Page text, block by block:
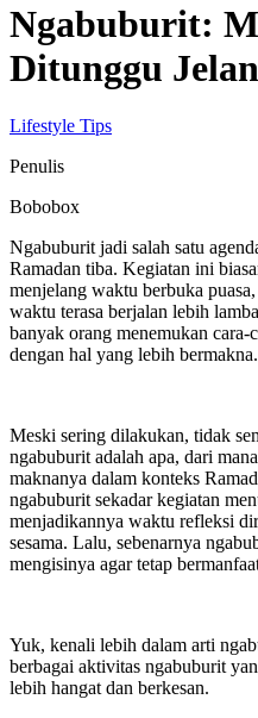
Ngabuburit:
Ditunggu
Lifestyle Tips
Penulis
Bobobox
Ngabuburit jadi salah satu
Ramadan tiba. Kegiatan ini
menjelang waktu berbuka
waktu terasa berjalan lebih
banyak orang menemukan
dengan hal yang lebih bermakna.
Meski sering dilakukan, tidak
ngabuburit adalah apa, dari
maknanya dalam konteks
ngabuburit sekadar kegiatan
menjadikannya waktu refleksi
sesama. Lalu, sebenarnya
mengisinya agar tetap
Yuk, kenali lebih dalam arti
berbagai aktivitas ngabuburit
lebih hangat dan berkesan.